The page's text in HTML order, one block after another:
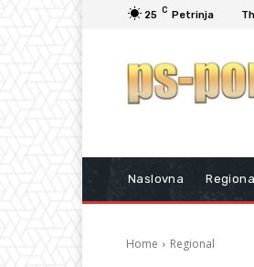
25 C Petrinja
Naslovna
Home Regional